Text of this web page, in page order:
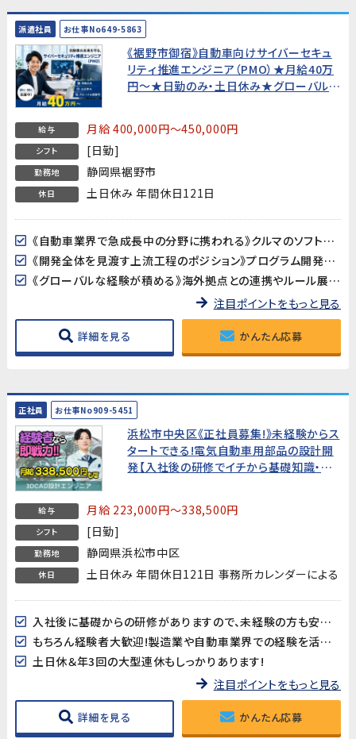
派遣社員 お仕事No649-5863
《裾野市御宿》自動車向けサイバーセキュ
リティ推進エンジニア（PMO）★月給40万
円〜★日勤のみ・土日休み★グローバル経
給与 月給 400,000円～450,000円
シフト [日勤]
勤務地 静岡県裾野市
休日 土日休み 年間休日121日
《自動車業界で急成長中の分野に携われる》クルマのソフトウェア化が進む中、製品サイバーセキュリティは今最も注目される技術領域のひとつ。業界の最前線で、将来性の高い専門知識を身につけることができます。
《開発全体を見渡す上流工程のポジション》プログラム開発や設計ではなく、「プロジェクトが正しく進んでいるか」を確認・調整する推進役。PMOやプロジェクトリーダーを目指したい方に最適な環境です。
《グローバルな経験が積める》海外拠点との連携やルール展開など、国際的な業務に携われます。英語力は不問ですが、グローバルな視点を持った仕事を経験したい方にぴったりです。
注目ポイントをもっと見る
詳細を見る かんたん応募
正社員 お仕事No909-5451
浜松市中央区《正社員募集!》未経験からス
タートできる!電気自動車用部品の設計開
発【入社後の研修でイチから基礎知識・技
ん経験者大歓迎
給与 月給 223,000円～338,500円
シフト [日勤]
勤務地 静岡県浜松市中区
休日 土日休み 年間休日121日 事務所カレンダーによる
入社後に基礎からの研修がありますので、未経験の方も安心してスタートできます♪
もちろん経験者大歓迎!製造業や自動車業界での経験を活かしたい方も是非!
土日休＆年3回の大型連休もしっかりあります!
注目ポイントをもっと見る
詳細を見る かんたん応募